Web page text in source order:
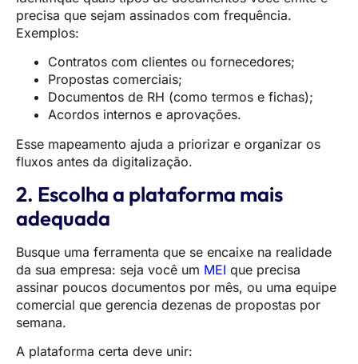
precisa que sejam assinados com frequência.
Exemplos:
Contratos com clientes ou fornecedores;
Propostas comerciais;
Documentos de RH (como termos e fichas);
Acordos internos e aprovações.
Esse mapeamento ajuda a priorizar e organizar os
fluxos antes da digitalização.
2. Escolha a plataforma mais
adequada
Busque uma ferramenta que se encaixe na realidade
da sua empresa: seja você um MEI que precisa
assinar poucos documentos por mês, ou uma equipe
comercial que gerencia dezenas de propostas por
semana.
A plataforma certa deve unir: